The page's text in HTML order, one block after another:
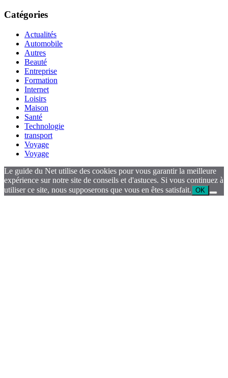
Catégories
Actualités
Automobile
Autres
Beauté
Entreprise
Formation
Internet
Loisirs
Maison
Santé
Technologie
transport
Voyage
Voyage
Le guide du Net utilise des cookies pour vous garantir la meilleure
expérience sur notre site de conseils et d'astuces. Si vous continuez à
utiliser ce site, nous supposerons que vous en êtes satisfait. OK